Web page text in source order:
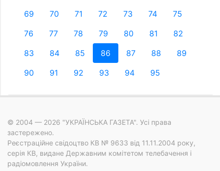
69
70 71 72 73 74
75
76
77 78 79 80 81
82
83
84 85 86 87 88
89
90
91 92 93 94 95
© 2004 — 2026 "УКРАЇНСЬКА ГАЗЕТА". Усі права
застережено.
Реєстраційне свідоцтво КВ № 9633 від 11.11.2004 року,
серія КВ, видане Державним комітетом телебачення і
радіомовлення України.